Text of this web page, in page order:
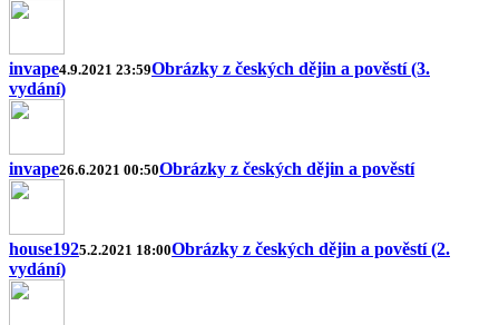
invape4.9.2021 23:59Obrázky z českých dějin a pověstí (3.
vydání)
invape26.6.2021 00:50Obrázky z českých dějin a pověstí
house1925.2.2021 18:00Obrázky z českých dějin a pověstí (2.
vydání)